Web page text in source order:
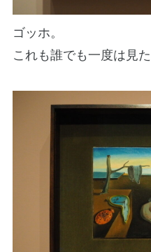
ゴッホ。
これも誰でも一度は見